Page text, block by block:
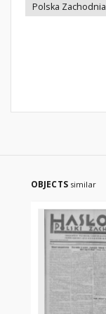
Polska Zachodnia
OBJECTS similar